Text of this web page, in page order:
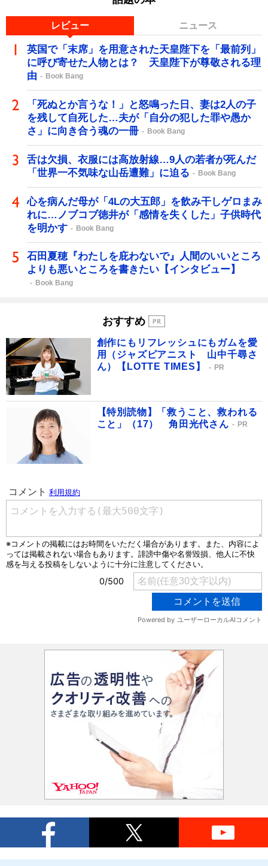
レビュー ニュース
英国で「末席」を用意された天皇陛下を「最前列」
に呼び寄せた人物とは？ 天皇陛下が尊敬される理
由
Book Bang
「死ぬとか言うな！」と怒鳴った日、妻は2人の子
を残して自死した…夫が「自分の犯した罪や愚か
さ」に向き合う魂の一冊
Book Bang
舌は欠損、衣服には高放射線…9人の若者が死んだ
「世界一不気味な山岳遭難」に迫る
Book Bang
心を病んだ母が「4Lの大五郎」を飲み干しゲロまみ
れに…ノブコブ徳井が「感情を失くした」子供時代
を明かす
Book Bang
石田夏穂『わたしを庇わないで』人間のいいところ
よりも悪いところを書きたい【インタビュー】
Book Bang
おすすめ
創作にもリフレッシュにもガムを愛
用（ジャズピアニスト 山中千尋さ
ん）【LOTTE TIMES】
PR
【特別読物】「救うこと、救われる
こと」（17） 角田光代さん
PR